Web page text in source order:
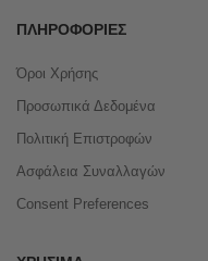
ΠΛΗΡΟΦΟΡΊΕΣ
Όροι Χρήσης
Προσωπικά Δεδομένα
Πολιτική Επιστροφών
Ασφάλεια Συναλλαγών
Consent Preferences